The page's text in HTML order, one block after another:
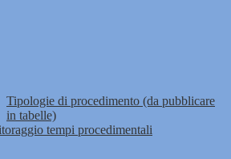
Tipologie di procedimento (da pubblicare
in tabelle)
tempi procedimentali